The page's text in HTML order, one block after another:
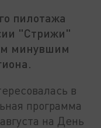
пилотажа
"Стрижи"
минувшим
в
программа
на День